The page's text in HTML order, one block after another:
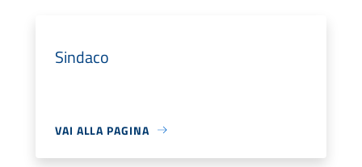
Sindaco
VAI ALLA PAGINA